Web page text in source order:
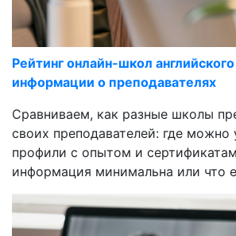
Рейтинг онлайн-школ
информации о преподавателях
Сравниваем, как разные школы
своих преподавателей: где можно
профили с опытом и
информация минимальна или что